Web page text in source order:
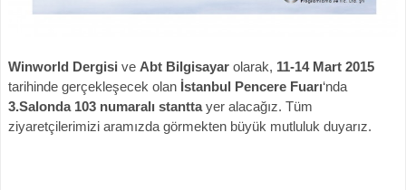
Winworld Dergisi ve Abt Bilgisayar olarak, 11-14 Mart 2015
tarihinde gerçekleşecek olan İstanbul Pencere Fuarı‘nda
3.Salonda 103 numaralı stanttayer alacağız. Tüm
ziyaretçilerimizi aramızda görmekten büyük mutluluk duyarız.